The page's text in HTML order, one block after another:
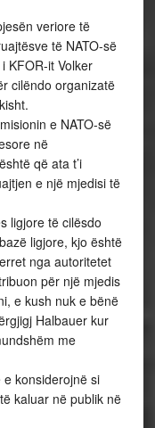
veriore të
të NATO-së
KFOR-it Volker
cilëndo organizatë
e NATO-së
në
që ata t’i
e një mjedisi të
ligjore të cilësdo
ligjore, kjo është
nga autoritetet
për një mjedis
e kush nuk e bënë
Halbauer kur
me
konsiderojnë si
kaluar në publik në